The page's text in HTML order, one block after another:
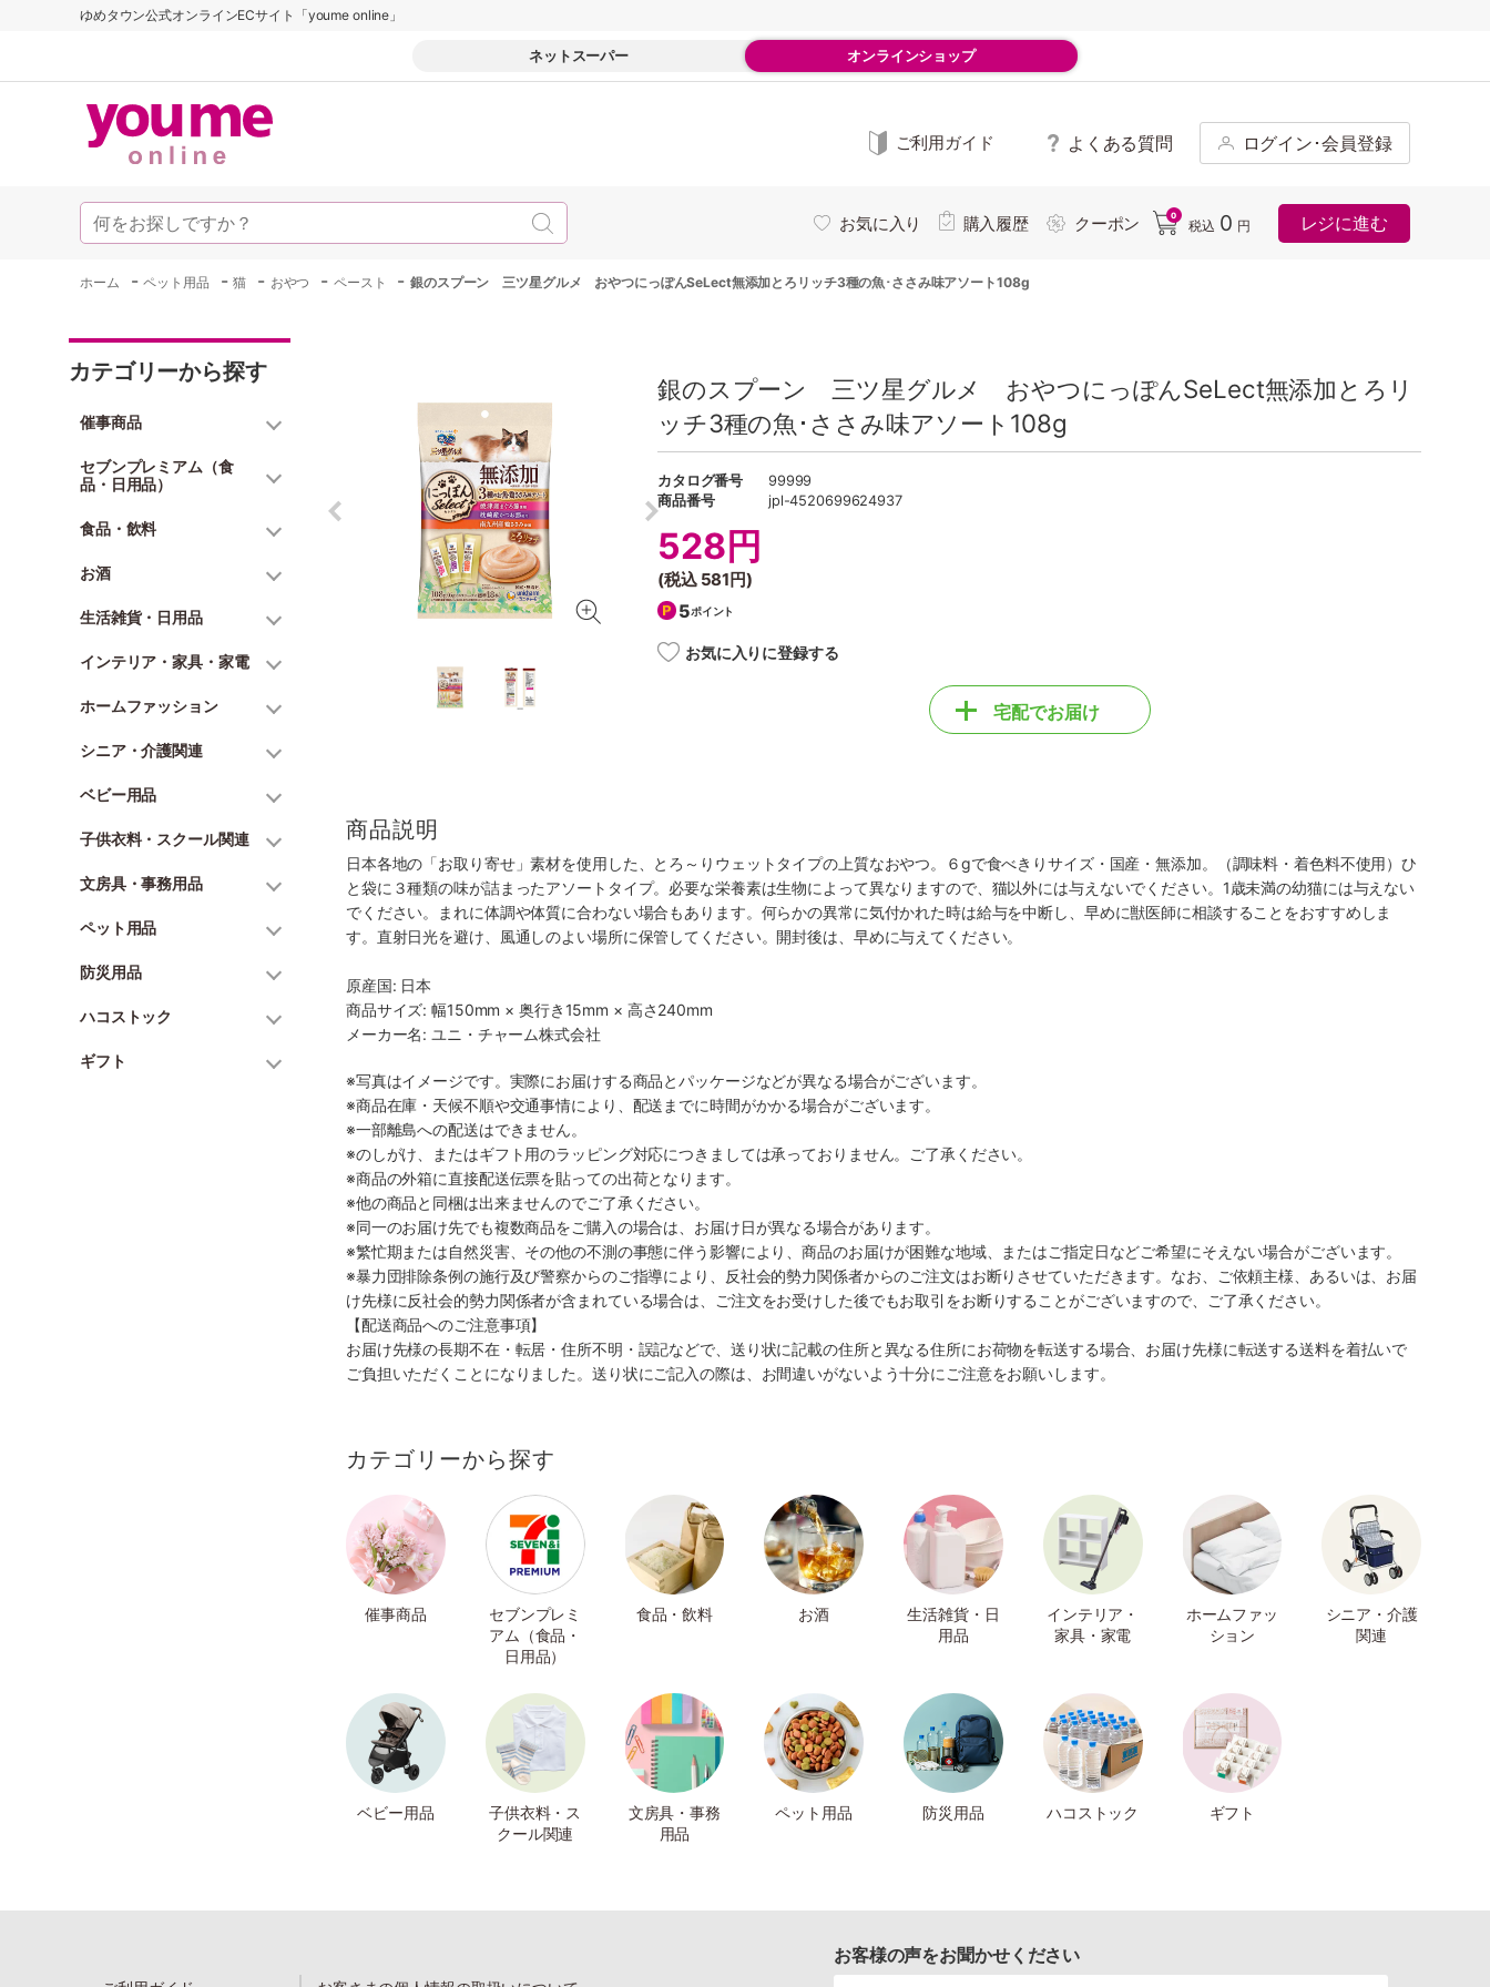
ゆめタウン公式オンラインECサイト「youme online」
ネットスーパー オンラインショップ
ご利用ガイド よくある質問 ログイン･会員登録
お気に入り 購入履歴 クーポン 0
税込 0 円 レジに進む
ホーム -ペット用品 -猫 - おやつ - ペースト -銀のスプーン 三ツ星グルメ おやつにっぽんSeLect無添加とろリッチ3種の魚･ささみ味アソート108g
カテゴリーから探す
催事商品
セブンプレミアム（食
品・日用品）
食品・飲料
お酒
生活雑貨・日用品
インテリア・家具・家電
ホームファッション
シニア・介護関連
ベビー用品
子供衣料・スクール関連
文房具・事務用品
ペット用品
防災用品
ハコストック
ギフト
銀のスプーン 三ツ星グルメ おやつにっぽんSeLect無添加とろリ
ッチ3種の魚･ささみ味アソート108g
カタログ番号
99999
商品番号
jpl-4520699624937
528円
(税込 581円)
5ポイント
お気に入りに登録する
宅配でお届け
商品説明
日本各地の「お取り寄せ」素材を使用した、とろ～りウェットタイプの上質なおやつ。６gで食べきりサイズ・国産・無添加。（調味料・着色料不使用）ひ
と袋に３種類の味が詰まったアソートタイプ。必要な栄養素は生物によって異なりますので、猫以外には与えないでください。1歳未満の幼猫には与えない
でください。まれに体調や体質に合わない場合もあります。何らかの異常に気付かれた時は給与を中断し、早めに獣医師に相談することをおすすめしま
す。直射日光を避け、風通しのよい場所に保管してください。開封後は、早めに与えてください。
原産国: 日本
商品サイズ: 幅150mm × 奥行き15mm × 高さ240mm
メーカー名: ユニ・チャーム株式会社
※写真はイメージです。実際にお届けする商品とパッケージなどが異なる場合がございます。
※商品在庫・天候不順や交通事情により、配送までに時間がかかる場合がございます。
※一部離島への配送はできません。
※のしがけ、またはギフト用のラッピング対応につきましては承っておりません。ご了承ください。
※商品の外箱に直接配送伝票を貼っての出荷となります。
※他の商品と同梱は出来ませんのでご了承ください。
※同一のお届け先でも複数商品をご購入の場合は、お届け日が異なる場合があります。
※繁忙期または自然災害、その他の不測の事態に伴う影響により、商品のお届けが困難な地域、またはご指定日などご希望にそえない場合がございます。
※暴力団排除条例の施行及び警察からのご指導により、反社会的勢力関係者からのご注文はお断りさせていただきます。なお、ご依頼主様、あるいは、お届
け先様に反社会的勢力関係者が含まれている場合は、ご注文をお受けした後でもお取引をお断りすることがございますので、ご了承ください。
【配送商品へのご注意事項】
お届け先様の長期不在・転居・住所不明・誤記などで、送り状に記載の住所と異なる住所にお荷物を転送する場合、お届け先様に転送する送料を着払いで
ご負担いただくことになりました。送り状にご記入の際は、お間違いがないよう十分にご注意をお願いします。
カテゴリーから探す
催事商品
セブンプレミ
アム（食品・
日用品）
食品・飲料 お酒
生活雑貨・日
用品
インテリア・
家具・家電
ホームファッ
ション
シニア・介護
関連
ベビー用品
子供衣料・ス
クール関連
文房具・事務
用品
ペット用品 防災用品 ハコストック ギフト
お客様の声をお聞かせください